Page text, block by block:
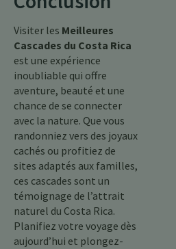
Visiter les Meilleures
Cascades du Costa Rica
est une expérience
inoubliable qui offre
aventure, beauté et une
chance de se connecter
avec la nature. Que vous
randonniez vers des joyaux
cachés ou profitiez de
sites adaptés aux familles,
ces cascades sont un
témoignage de l’attrait
naturel du Costa Rica.
Planifiez votre voyage dès
aujourd’hui et plongez-